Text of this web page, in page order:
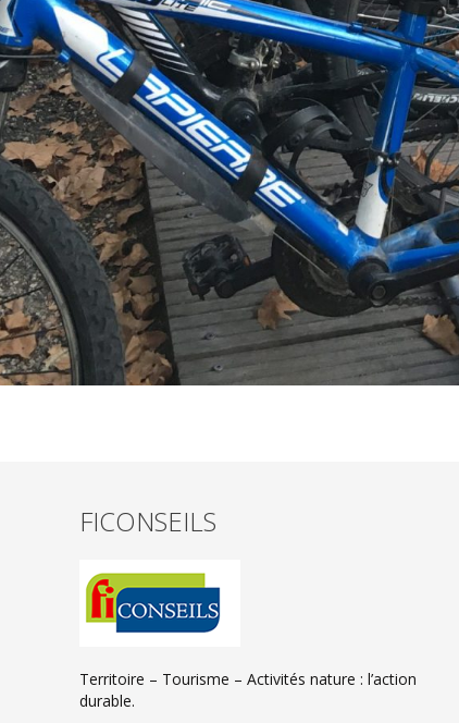
FICONSEILS
Territoire – Tourisme – Activités nature : l’action
durable.